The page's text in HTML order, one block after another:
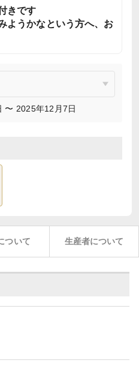
きです
ようかなという方へ、お
〜 2025年12月7日
ついて 生産者について